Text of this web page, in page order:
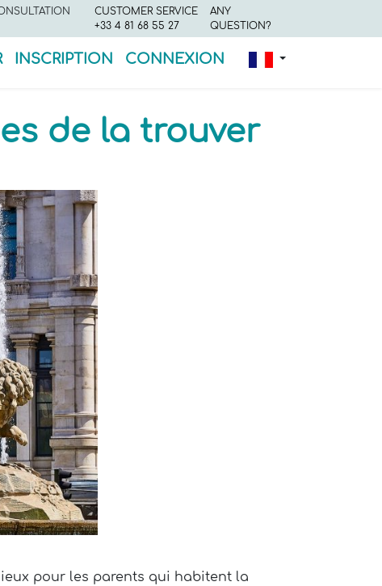
CUSTOMER SERVICE
+33 4 81 68 55 27
ANY
QUESTION?
INSCRIPTION CONNEXION
de la trouver
pour les parents qui habitent la